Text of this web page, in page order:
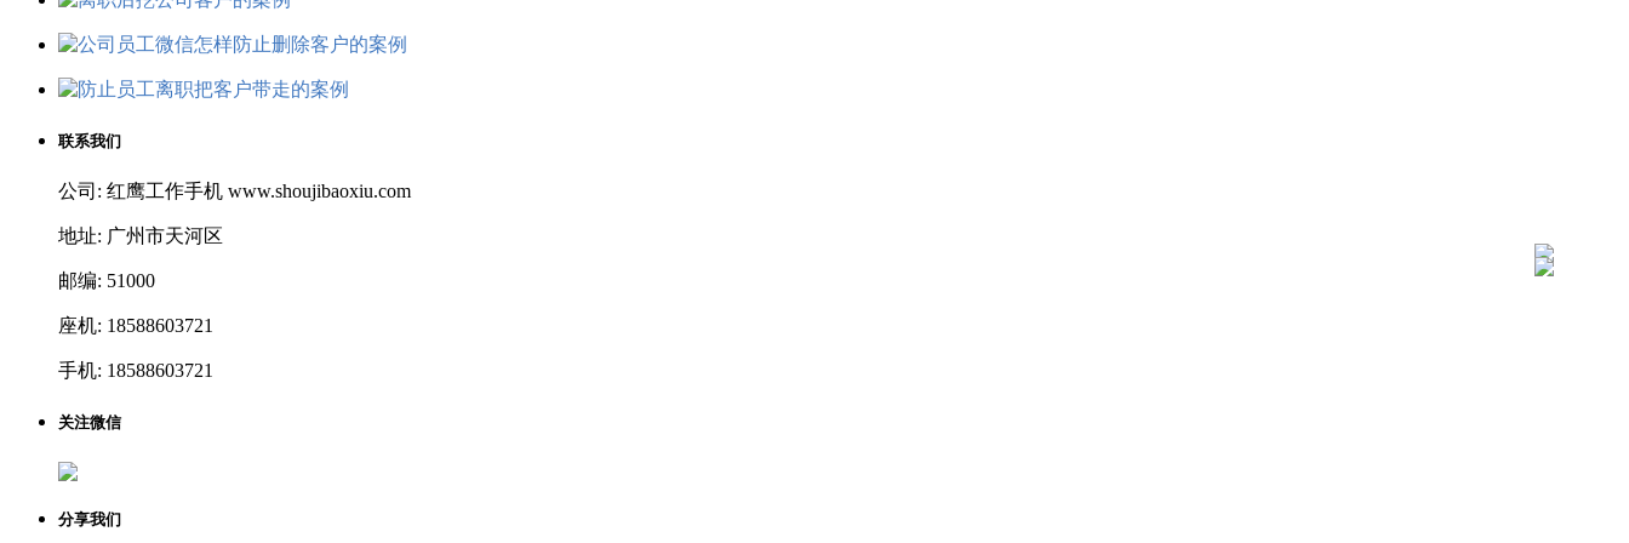
联系我们
公司: 红鹰工作手机 www.shoujibaoxiu.com
地址: 广州市天河区
邮编: 51000
座机: 18588603721
手机: 18588603721
关注微信
分享我们